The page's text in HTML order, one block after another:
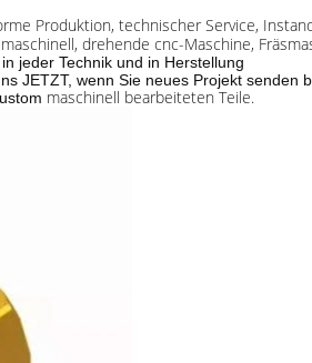
Produktion, technischer Service,
drehende cnc-Maschine,
jeder Technik und in Herstellung
JETZT, wenn Sie neues Projekt senden
maschinell bearbeiteten Teile.